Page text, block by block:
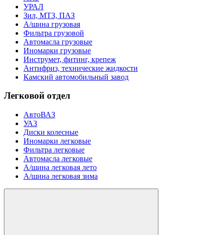
УРАЛ
Зил, МТЗ, ПАЗ
А/шина грузовая
Фильтра грузовой
Автомасла грузовые
Иномарки грузовые
Инструмет, фитинг, крепеж
Антифриз, технические жидкости
Камский автомобильный завод
Легковой отдел
АвтоВАЗ
УАЗ
Диски колесные
Иномарки легковые
Фильтра легковые
Автомасла легковые
А/шина легковая лето
А/шина легковая зима